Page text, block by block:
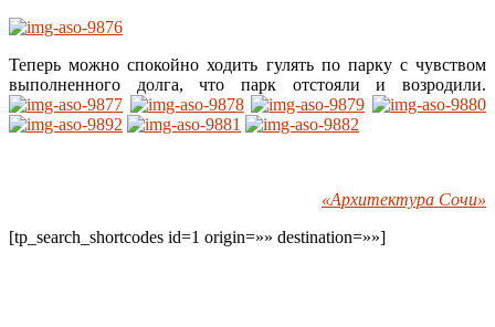
Теперь можно спокойно ходить гулять по парку с чувством
выполненного долга, что парк отстояли и возродили.
«Архитектура Сочи»
[tp_search_shortcodes id=1 origin=»» destination=»»]